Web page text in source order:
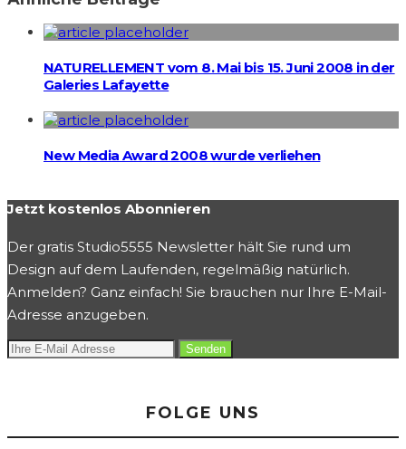
NATURELLEMENT vom 8. Mai bis 15. Juni 2008 in der
Galeries Lafayette
New Media Award 2008 wurde verliehen
Jetzt kostenlos Abonnieren
Der gratis Studio5555 Newsletter hält Sie rund um
Design auf dem Laufenden, regelmäßig natürlich.
Anmelden? Ganz einfach! Sie brauchen nur Ihre E-Mail-
Adresse anzugeben.
FOLGE UNS